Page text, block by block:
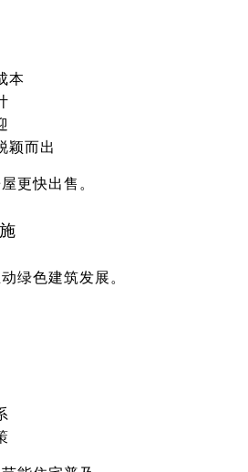
本
颖而出
更快出售。
绿色建筑发展。